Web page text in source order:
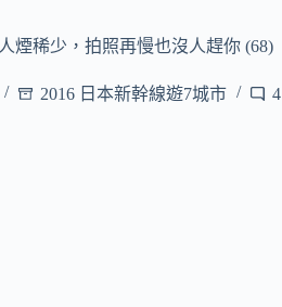
煙稀少，拍照再慢也沒人趕你 (68)
2016 日本新幹線遊7城市 4